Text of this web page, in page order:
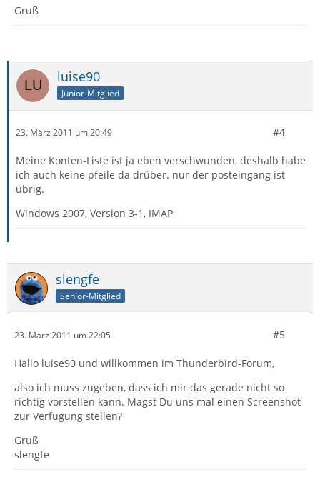
Gruß
luise90
Junior-Mitglied
23. März 2011 um 20:49 #4
Meine Konten-Liste ist ja eben verschwunden, deshalb habe
ich auch keine pfeile da drüber. nur der posteingang ist
übrig.
Windows 2007, Version 3-1, IMAP
slengfe
Senior-Mitglied
23. März 2011 um 22:05 #5
Hallo luise90 und willkommen im Thunderbird-Forum,
also ich muss zugeben, dass ich mir das gerade nicht so
richtig vorstellen kann. Magst Du uns mal einen Screenshot
zur Verfügung stellen?
Gruß
slengfe